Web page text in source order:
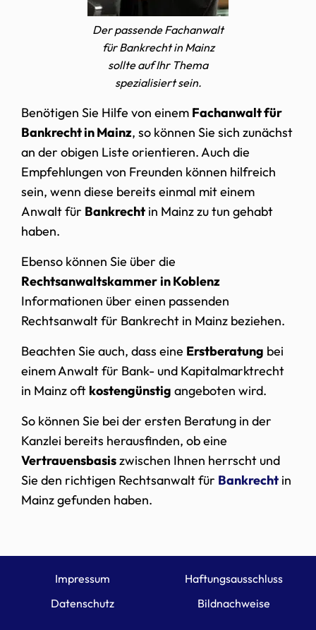
Der passende Fachanwalt
für Bankrecht in Mainz
sollte auf Ihr Thema
spezialisiert sein.
Benötigen Sie Hilfe von einem Fachanwalt für
Bankrecht in Mainz, so können Sie sich zunächst
an der obigen Liste orientieren. Auch die
Empfehlungen von Freunden können hilfreich
sein, wenn diese bereits einmal mit einem
Anwalt für Bankrecht in Mainz zu tun gehabt
haben.
Ebenso können Sie über die
Rechtsanwaltskammerin Koblenz
Informationen über einen passenden
Rechtsanwalt für Bankrecht in Mainz beziehen.
Beachten Sie auch, dass eine Erstberatung bei
einem Anwalt für Bank- und Kapitalmarktrecht
in Mainz oft kostengünstig angeboten wird.
So können Sie bei der ersten Beratung in der
Kanzlei bereits herausfinden, ob eine
Vertrauensbasiszwischen Ihnen herrscht und
Sie den richtigen Rechtsanwalt für Bankrecht in
Mainz gefunden haben.
Impressum
Datenschutz
Haftungsausschluss
Bildnachweise